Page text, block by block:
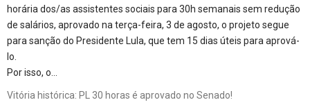
horária dos/as assistentes sociais para 30h semanais sem redução
de salários, aprovado na terça-feira, 3 de agosto, o projeto segue
para sanção do Presidente Lula, que tem 15 dias úteis para aprová-
lo.
Por isso, o…
Vitória histórica: PL 30 horas é aprovado no Senado!